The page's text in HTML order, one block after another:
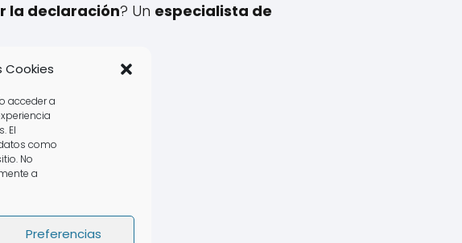
Cookies
acceder a
El
como
No
a
Preferencias
la declaración? Un especialista de